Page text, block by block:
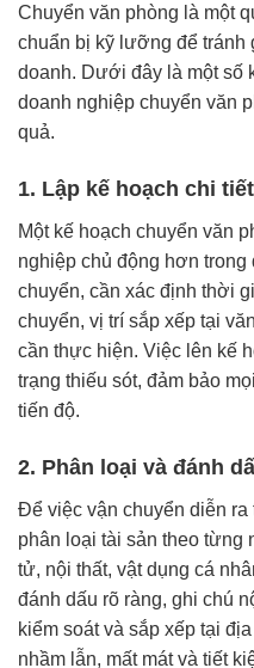
Chuyển văn phòng là một
chuẩn bị kỹ lưỡng để tránh
doanh. Dưới đây là một số
doanh nghiệp chuyển văn
quả.
1. Lập kế hoạch chi
Một kế hoạch chuyển văn
nghiệp chủ động hơn
chuyển, cần xác định thời
chuyển, vị trí sắp xếp tại
cần thực hiện. Việc lên kế
trạng thiếu sót, đảm bảo
tiến độ.
2. Phân loại và đánh
Để việc vận chuyển diễn
phân loại tài sản theo từng
tử, nội thất, vật dụng cá
đánh dấu rõ ràng, ghi chú
kiểm soát và sắp xếp tại
nhầm lẫn, mất mát và tiết